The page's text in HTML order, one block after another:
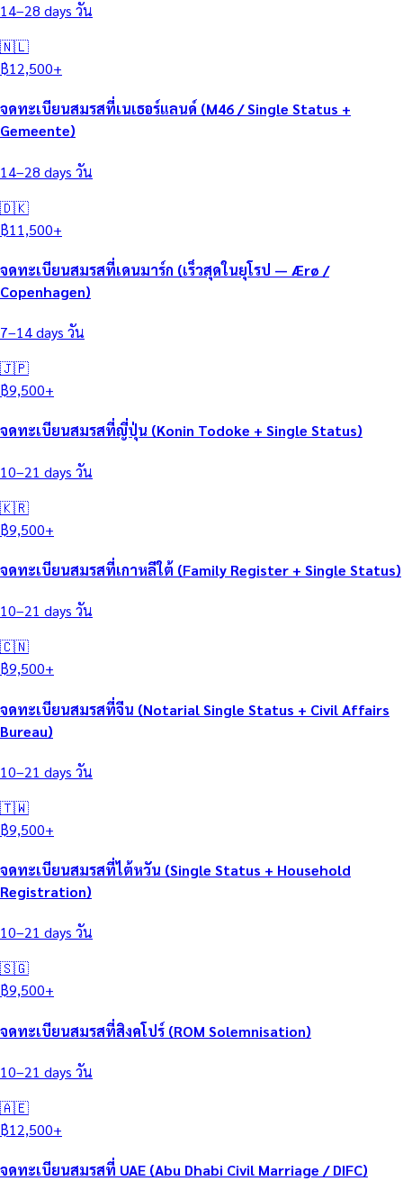
14–28 days วัน
🇳🇱
฿12,500+
จดทะเบียนสมรสที่เนเธอร์แลนด์ (M46 / Single Status +
Gemeente)
14–28 days วัน
🇩🇰
฿11,500+
จดทะเบียนสมรสที่เดนมาร์ก (เร็วสุดในยุโรป — Ærø /
Copenhagen)
7–14 days วัน
🇯🇵
฿9,500+
จดทะเบียนสมรสที่ญี่ปุ่น (Konin Todoke + Single Status)
10–21 days วัน
🇰🇷
฿9,500+
จดทะเบียนสมรสที่เกาหลีใต้ (Family Register + Single Status)
10–21 days วัน
🇨🇳
฿9,500+
จดทะเบียนสมรสที่จีน (Notarial Single Status + Civil Affairs
Bureau)
10–21 days วัน
🇹🇼
฿9,500+
จดทะเบียนสมรสที่ไต้หวัน (Single Status + Household
Registration)
10–21 days วัน
🇸🇬
฿9,500+
จดทะเบียนสมรสที่สิงคโปร์ (ROM Solemnisation)
10–21 days วัน
🇦🇪
฿12,500+
จดทะเบียนสมรสที่ UAE (Abu Dhabi Civil Marriage / DIFC)